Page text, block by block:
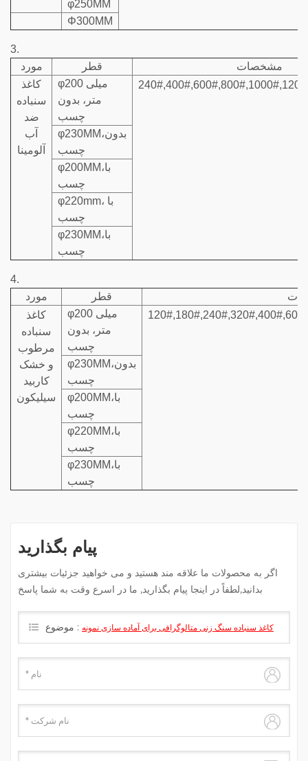
φ250MM
Φ300MM
3.
مورد
قطر
مشخصات
کاغذ
سنباده
ضد
آب
آلومینا
φ200 میلی
متر، بدون
چسب
φ230MM،بدون
چسب
φ200MM،با
چسب
φ220mm، با
چسب
φ230MM،با
چسب
4.
مورد
قطر
کاغذ
سنباده
مرطوب
و خشک
کاربید
سیلیکون
φ200 میلی
متر، بدون
چسب
φ230MM،بدون
چسب
φ200MM،با
چسب
φ220MM،با
چسب
φ230MM،با
چسب
پیام بگذارید
اگر به محصولات ما علاقه مند هستید و می خواهید جزئیات بیشتری
بدانید,لطفاً در اینجا پیام بگذارید, ما در اسرع وقت به شما پاسخ
موضوع : کاغذ سنباده سنگ زنی متالوگرافی برای آماده سازی نمونه